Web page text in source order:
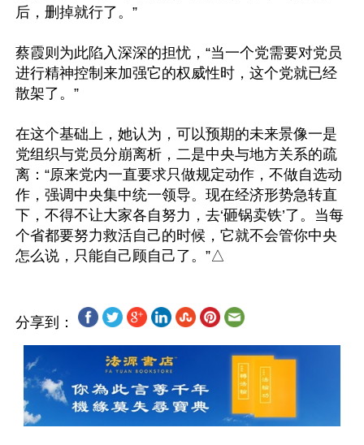
后，删掉就行了。”
蔡霞则为此陷入深深的担忧，“当一个党需要对党员
进行精神控制来加强它的权威性时，这个党就已经
散架了。”
在这个基础上，她认为，可以预期的未来景像一是
党组织与党员分崩离析，二是中央与地方关系的疏
离：“原来党内一直要求只做规定动作，不做自选动
作，强调中央集中统一领导。现在经济形势急转直
下，不得不让大家各自努力，去‘砸锅卖铁’了。当每
个省都要努力救活自己的时候，它就不会管你中央
分享到：